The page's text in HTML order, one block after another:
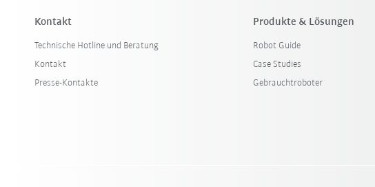
Kontakt
Technische Hotline und Beratung
Kontakt
Presse-Kontakte
Produkte & Lösungen
Robot Guide
Case Studies
Gebrauchtroboter